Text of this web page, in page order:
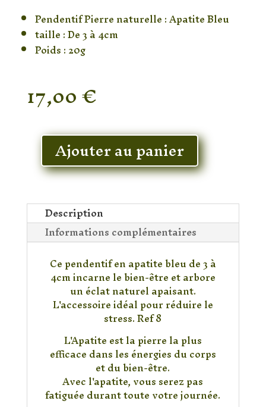
Pendentif Pierre naturelle : Apatite Bleu
taille : De 3 à 4cm
Poids : 20g
17,00€
En stock
quantité
Pendentif
Ajouter au panier
Description
Informations complémentaires
Ce pendentif en apatite bleu de 3 à
4cm incarne le bien-être et arbore
un éclat naturel apaisant.
L'accessoire idéal pour réduire le
stress. Ref 8
L'Apatite est la pierre la plus
efficace dans les énergies du corps
et du bien-être.
Avec l'apatite, vous serez pas
fatiguée durant toute votre journée.